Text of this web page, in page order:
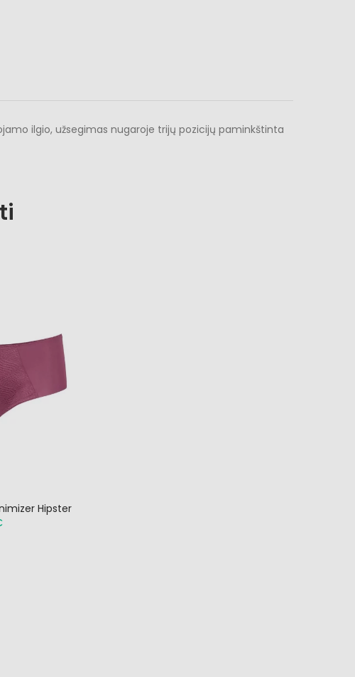
ilgio, užsegimas nugaroje trijų pozicijų paminkštinta
Hipster